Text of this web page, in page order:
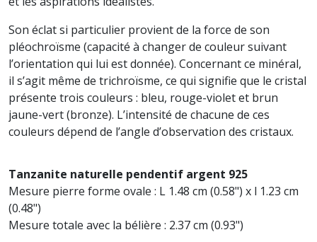
Son éclat si particulier provient de la force de son
pléochroïsme (capacité à changer de couleur suivant
l’orientation qui lui est donnée). Concernant ce minéral,
il s’agit même de trichroïsme, ce qui signifie que le cristal
présente trois couleurs : bleu, rouge-violet et brun
jaune-vert (bronze). L’intensité de chacune de ces
couleurs dépend de l’angle d’observation des cristaux.
Tanzanite naturelle pendentif argent 925
Mesure pierre forme ovale : L 1.48 cm (0.58") x l 1.23 cm
(0.48")
Mesure totale avec la bélière : 2.37 cm (0.93")